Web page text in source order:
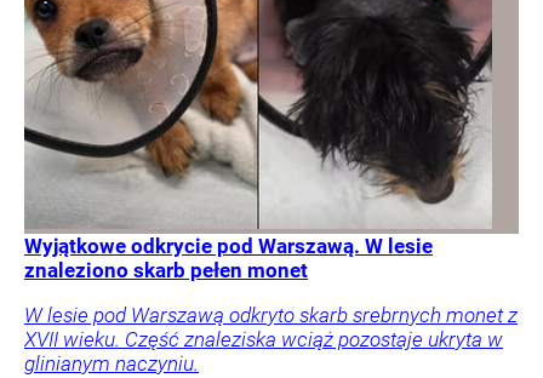
Wyjątkowe odkrycie pod Warszawą. W lesie
znaleziono skarb pełen monet
W lesie pod Warszawą odkryto skarb srebrnych monet z
XVII wieku. Część znaleziska wciąż pozostaje ukryta w
glinianym naczyniu.